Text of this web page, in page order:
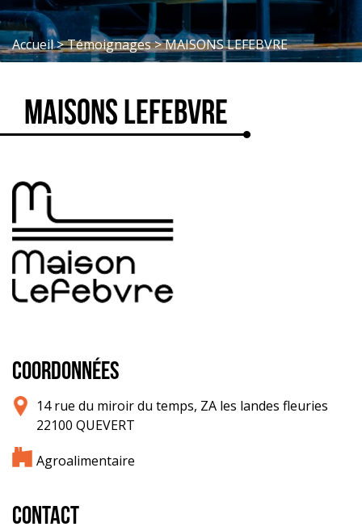
Accueil>Témoignages>MAISONS LEFEBVRE
MAISONS LEFEBVRE
COORDONNÉES
14 rue du miroir du temps, ZA les landes fleuries
22100 QUEVERT
Agroalimentaire
CONTACT